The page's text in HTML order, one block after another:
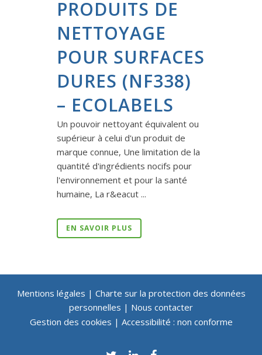
PRODUITS DE
NETTOYAGE
POUR SURFACES
DURES (NF338)
– ECOLABELS
Un pouvoir nettoyant équivalent ou
supérieur à celui d'un produit de
marque connue, Une limitation de la
quantité d'ingrédients nocifs pour
l'environnement et pour la santé
humaine, La r&eacut ...
EN SAVOIR PLUS
Mentions légales | Charte sur la protection des données
personnelles | Nous contacter
Gestion des cookies | Accessibilité : non conforme